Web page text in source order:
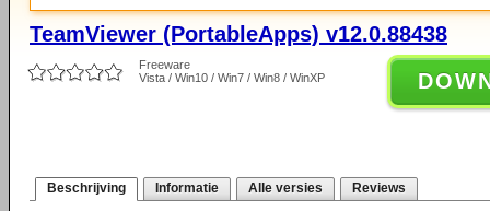
TeamViewer (PortableApps) v12.0.88438
Freeware
Vista / Win10 / Win7 / Win8 / WinXP
Beschrijving Informatie Alle versies Reviews